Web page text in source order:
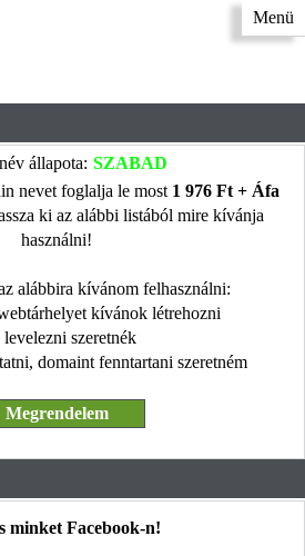
Menü
állapota: SZABAD
nevet foglalja le most 1 976 Ft + Áfa
ki az alábbi listából mire kívánja
használni!
alábbira kívánom felhasználni:
kívánok létrehozni
levelezni szeretnék
domaint fenntartani szeretném
minket Facebook-n!